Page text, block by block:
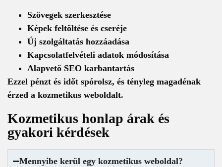
Szövegek szerkesztése
Képek feltöltése és cseréje
Új szolgáltatás hozzáadása
Kapcsolatfelvételi adatok módosítása
Alapvető SEO karbantartás
Ezzel pénzt és időt spórolsz, és tényleg magadénak
érzed a kozmetikus weboldalt.
Kozmetikus honlap árak és
gyakori kérdések
Mennyibe kerül egy kozmetikus weboldal?